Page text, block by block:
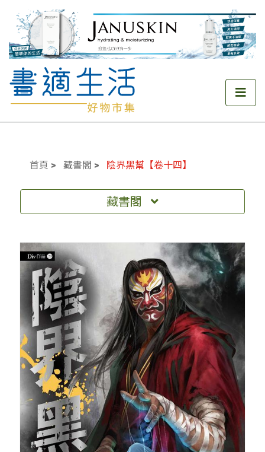
首頁 藏書閣 陰界黑幫【卷十四】
藏書閣